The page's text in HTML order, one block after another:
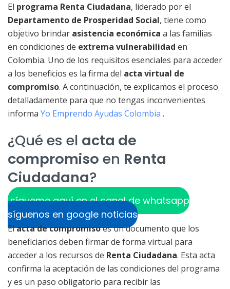
El programa Renta Ciudadana, liderado por el
Departamento de Prosperidad Social, tiene como
objetivo brindar asistencia económica a las familias
en condiciones de extrema vulnerabilidad en
Colombia. Uno de los requisitos esenciales para acceder
a los beneficios es la firma del acta virtual de
compromiso. A continuación, te explicamos el proceso
detalladamente para que no tengas inconvenientes
informa Yo Emprendo Ayudas Colombia .
¿Qué es el acta de
compromiso en Renta
Ciudadana?
sígueme aquí en el canal de whatsapp
síguenos en google noticias
Elacta de compromisoes un documento que los
beneficiarios deben firmar de forma virtual para
acceder a los recursos de Renta Ciudadana. Esta acta
confirma la aceptación de las condiciones del programa
y es un paso obligatorio para recibir las